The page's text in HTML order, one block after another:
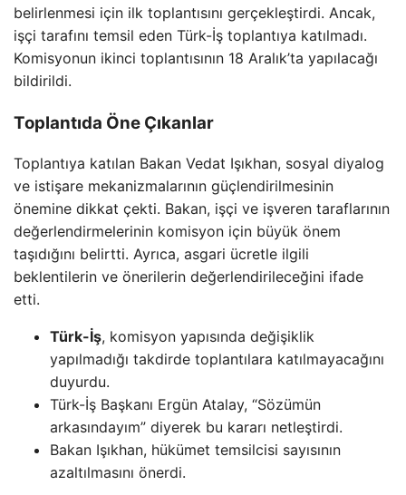
belirlenmesi için ilk toplantısını gerçekleştirdi. Ancak,
işçi tarafını temsil eden Türk-İş toplantıya katılmadı.
Komisyonun ikinci toplantısının 18 Aralık’ta yapılacağı
bildirildi.
Toplantıda Öne Çıkanlar
Toplantıya katılan Bakan Vedat Işıkhan, sosyal diyalog
ve istişare mekanizmalarının güçlendirilmesinin
önemine dikkat çekti. Bakan, işçi ve işveren taraflarının
değerlendirmelerinin komisyon için büyük önem
taşıdığını belirtti. Ayrıca, asgari ücretle ilgili
beklentilerin ve önerilerin değerlendirileceğini ifade
etti.
Türk-İş, komisyon yapısında değişiklik
yapılmadığı takdirde toplantılara katılmayacağını
duyurdu.
Türk-İş Başkanı Ergün Atalay, “Sözümün
arkasındayım” diyerek bu kararı netleştirdi.
Bakan Işıkhan, hükümet temsilcisi sayısının
azaltılmasını önerdi.